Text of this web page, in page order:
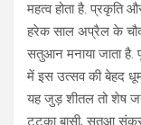
महत्व होता है. प्रकृति
हरेक साल अप्रैल के
सतुआन मनाया जाता है.
में इस उत्सव की बेहद धूम
यह जुड़ शीतल तो शेष
टटका बासी, सतुआ